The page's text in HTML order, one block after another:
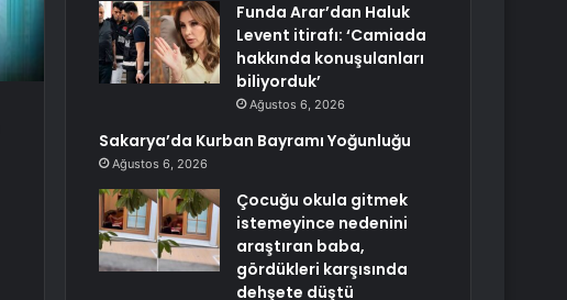
Funda Arar’dan Haluk
Levent itirafı: ‘Camiada
hakkında konuşulanları
biliyorduk’
Ağustos 6, 2026
Sakarya’da Kurban Bayramı Yoğunluğu
Ağustos 6, 2026
Çocuğu okula gitmek
istemeyince nedenini
araştıran baba,
gördükleri karşısında
dehşete düştü